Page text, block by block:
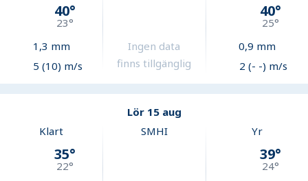
40°
23°
1,3 mm
5 (10) m/s
Ingen data
finns tillgänglig
40°
25°
0,9 mm
2 (- -) m/s
Lör 15 aug
Klart
35°
22°
SMHI Yr
39°
24°